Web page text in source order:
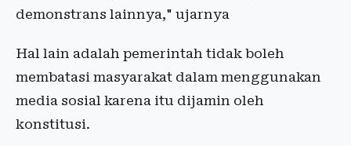
demonstrans lainnya," ujarnya
Hal lain adalah pemerintah tidak boleh
membatasi masyarakat dalam menggunakan
media sosial karena itu dijamin oleh
konstitusi.